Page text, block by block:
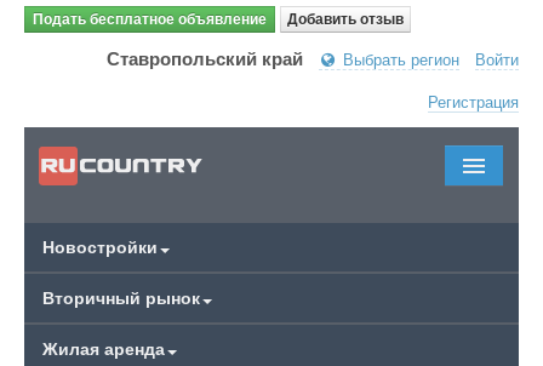
Подать бесплатное объявление Добавить отзыв
Ставропольский край Выбрать регион Войти
Регистрация
Новостройки
Вторичный рынок
Жилая аренда